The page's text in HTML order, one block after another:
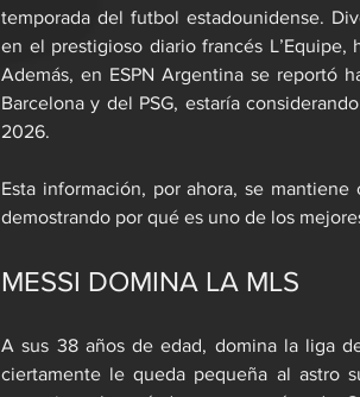
temporada del futbol estadounidense.
en el prestigioso diario francés
Además, en ESPN Argentina se reportó
Barcelona y del PSG, estaría
2026.
Esta información, por ahora, se
demostrando por qué es uno de los
MESSI DOMINA LA MLS
A sus 38 años de edad, domina la liga
ciertamente le queda pequeña al astro